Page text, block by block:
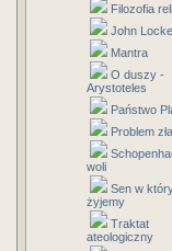
Filozofia
John
Mantra
O duszy -
Arystoteles
Państwo
Problem zła
woli
Sen w
żyjemy
Traktat
ateologiczny